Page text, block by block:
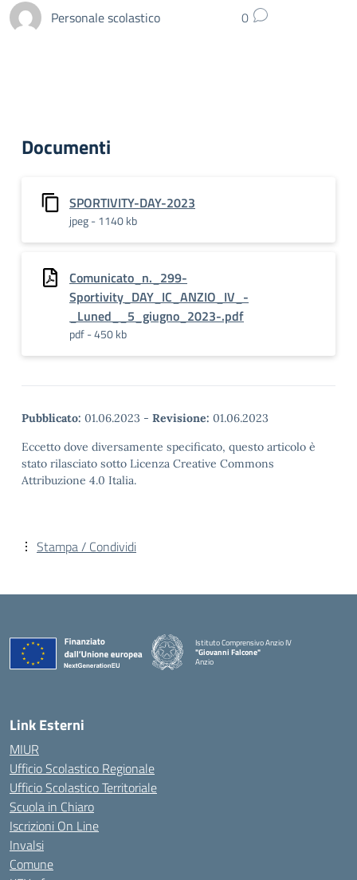
Personale scolastico 0
Documenti
SPORTIVITY-DAY-2023
jpeg - 1140 kb
Comunicato_n._299-
Sportivity_DAY_IC_ANZIO_IV_-
_Luned__5_giugno_2023-.pdf
pdf - 450 kb
Pubblicato: 01.06.2023 - Revisione: 01.06.2023
Eccetto dove diversamente specificato, questo articolo è
stato rilasciato sotto Licenza Creative Commons
Attribuzione 4.0 Italia.
Stampa / Condividi
Istituto Comprensivo Anzio IV
"Giovanni Falcone"
Anzio
Link Esterni
MIUR
Ufficio Scolastico Regionale
Ufficio Scolastico Territoriale
Scuola in Chiaro
Iscrizioni On Line
Invalsi
Comune